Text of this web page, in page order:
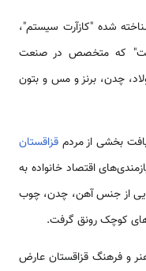
شده "کازآرت سیستم"،
گرانیت" که متخصص در صنعت
چدن، برنز و مس و بتون
بخشی از مردم قزاقستان
اقتصاد خانواده به
از جنس آهن، چدن، چوب
کوچک رونق گرفت.
و فرهنگ قزاقستان عارض